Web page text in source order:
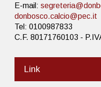
E-mail:
donbosco.calcio@pec.it
Tel: 0100987833
C.F. 80171760103 -
Link